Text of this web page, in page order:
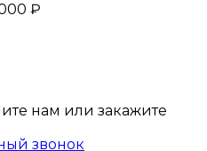
₽
нам или закажите
звонок